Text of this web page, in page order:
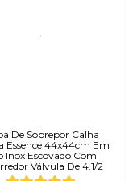
De Sobrepor Calha
Essence 44x44cm Em
Inox Escovado Com
Válvula De 4.1/2